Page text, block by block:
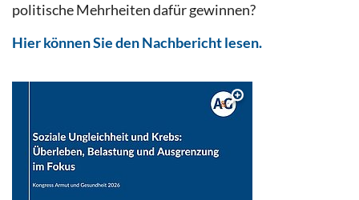
politische Mehrheiten dafür gewinnen?
Hier können Sie den Nachbericht lesen.